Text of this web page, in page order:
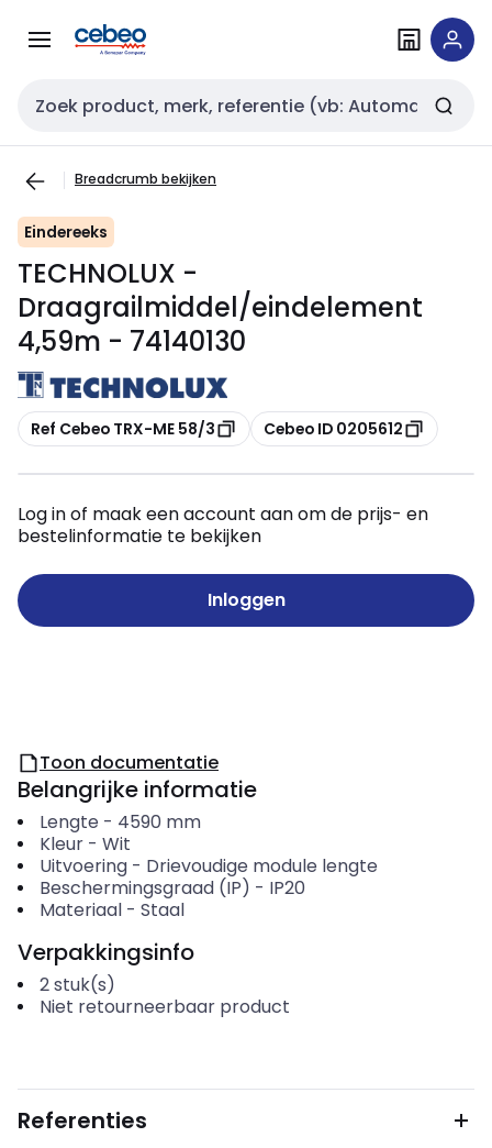
naar
naar
Zoekveld invoer
Breadcrumb bekijken
Eindereeks
TECHNOLUX -
Draagrailmiddel/eindelement
4,59m - 74140130
Kopiëren
Ref Cebeo TRX-ME 58/3 Kopiëren
Cebeo ID 0205612
Log in of maak een account aan om de prijs- en
bestelinformatie te bekijken
Inloggen
Toon documentatie
Belangrijke informatie
Lengte - 4590 mm
Kleur- Wit
Uitvoering- Drievoudige module lengte
Beschermingsgraad (IP) - IP20
Materiaal- Staal
Verpakkingsinfo
2stuk(s)
Niet retourneerbaar product
Referenties